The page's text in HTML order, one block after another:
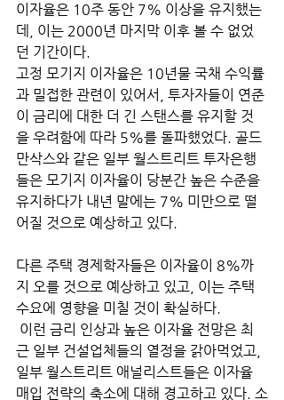
이자율은 10주 동안 7% 이상을 유지했는
데, 이는 2000년 마지막 이후 볼 수 없었
던 기간이다.
고정 모기지 이자율은 10년물 국채 수익률
과 밀접한 관련이 있어서, 투자자들이 연준
이 금리에 대한 더 긴 스탠스를 유지할 것
을 우려함에 따라 5%를 돌파했었다. 골드
만삭스와 같은 일부 월스트리트 투자은행
들은 모기지 이자율이 당분간 높은 수준을
유지하다가 내년 말에는 7% 미만으로 떨
어질 것으로 예상하고 있다.
다른 주택 경제학자들은 이자율이 8%까
지 오를 것으로 예상하고 있고, 이는 주택
수요에 영향을 미칠 것이 확실하다.
근 일부 건설업체들의 열정을 갉아먹었고,
일부 월스트리트 애널리스트들은 이자율
매입 전략의 축소에 대해 경고하고 있다. 소